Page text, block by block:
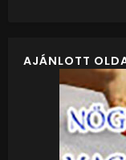
AJÁNLOTT